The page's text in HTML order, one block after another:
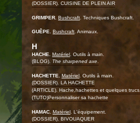
(DOSSIER). CUISINE DE PLEIN AIR
GRIMPER. Bushcraft . Techniques Bushcraft.
GUÊPE. Bushcraft . Animaux.
H
HACHE. Matériel . Outils à main.
(BLOG). The sharpened axe
HACHETTE. Matériel . Outils à main.
(DOSSIER). LA HACHETTE
(ARTICLE). Hache,hachettes et quelques trucs.
(TUTO)Personnaliser sa hachette
HAMAC. Matériel . L'équipement.
(DOSSIER). BIVOUAQUER